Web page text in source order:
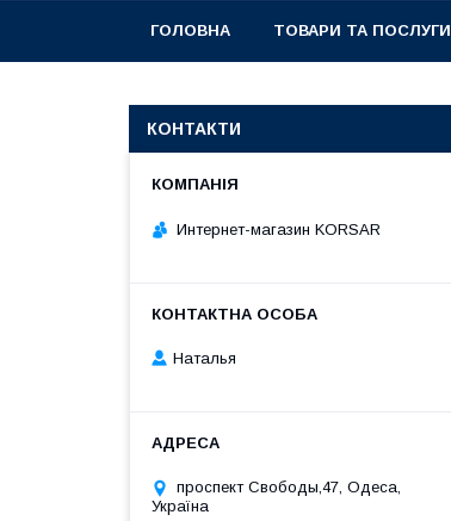
ГОЛОВНА ТОВАРИ ТА ПОСЛУГИ
КОНТАКТИ
Интернет-магазин KORSAR
Наталья
проспект Свободы,47, Одеса,
Україна